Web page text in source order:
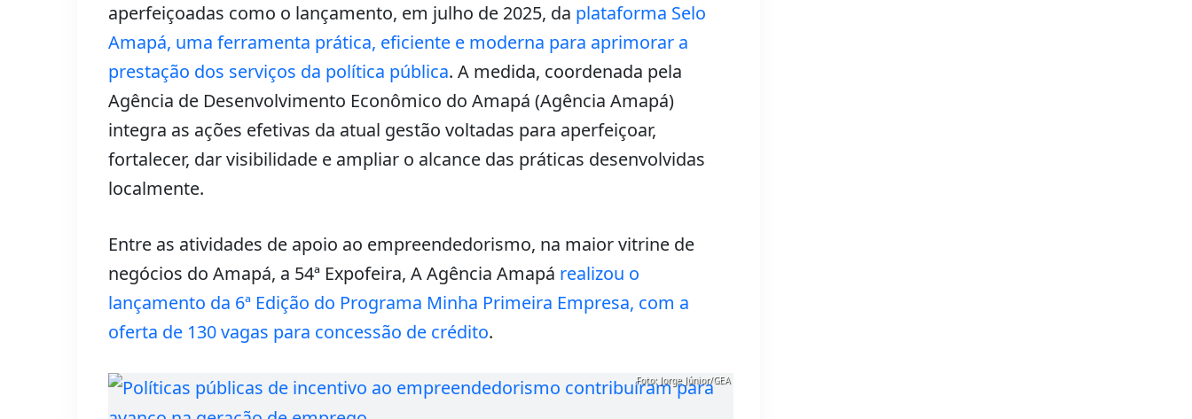
aperfeiçoadas como o lançamento, em julho de 2025, da plataforma Selo
Amapá, uma ferramenta prática, eficiente e moderna para aprimorar a
prestação dos serviços da política pública. A medida, coordenada pela
Agência de Desenvolvimento Econômico do Amapá (Agência Amapá)
integra as ações efetivas da atual gestão voltadas para aperfeiçoar,
fortalecer, dar visibilidade e ampliar o alcance das práticas desenvolvidas
localmente.
Entre as atividades de apoio ao empreendedorismo, na maior vitrine de
negócios do Amapá, a 54ª Expofeira, A Agência Amapá realizou o
lançamento da 6ª Edição do Programa Minha Primeira Empresa, com a
oferta de 130 vagas para concessão de crédito.
Foto: Jorge Júnior/GEA